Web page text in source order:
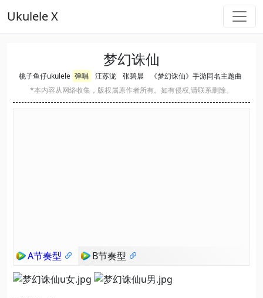
Ukulele X
梦幻诛仙
桃子鱼仔ukulele 弹唱 汪苏泷 张碧晨
《梦幻诛仙》手游同名主题曲
*本内容从网络收集，版权属原作者所有。如有侵权,请联系删除。
A节奏型 B节奏型